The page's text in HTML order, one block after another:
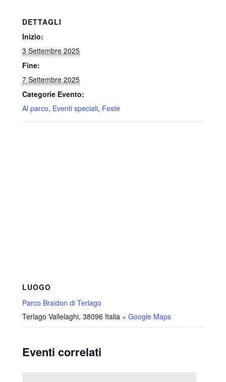
DETTAGLI
Inizio:
3 Settembre 2025
Fine:
7 Settembre 2025
Categorie Evento:
Al parco, Eventi speciali, Feste
LUOGO
Parco Braidon di Terlago
Terlago Vallelaghi, 38096 Italia + Google Maps
Eventi correlati